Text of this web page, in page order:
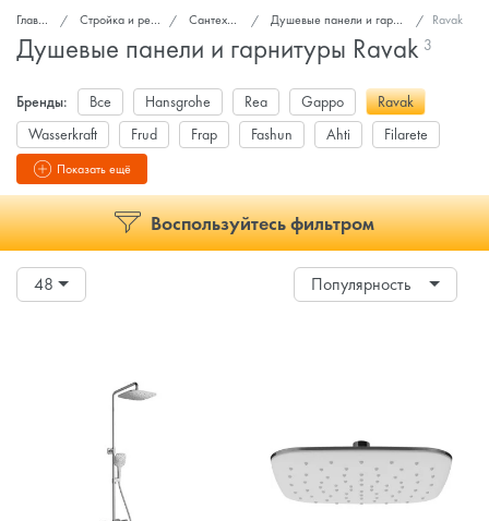
Главная Стройка и ремонт Сантехника Душевые панели и гарнитуры Ravak
Душевые панели и гарнитуры Ravak 3
Бренды: Все Hansgrohe Rea Gappo
Ravak
Wasserkraft
Frud Frap Fashun Ahti
Filarete
GanzerПоказать ещё
Воспользуйтесь фильтром
48 Популярность